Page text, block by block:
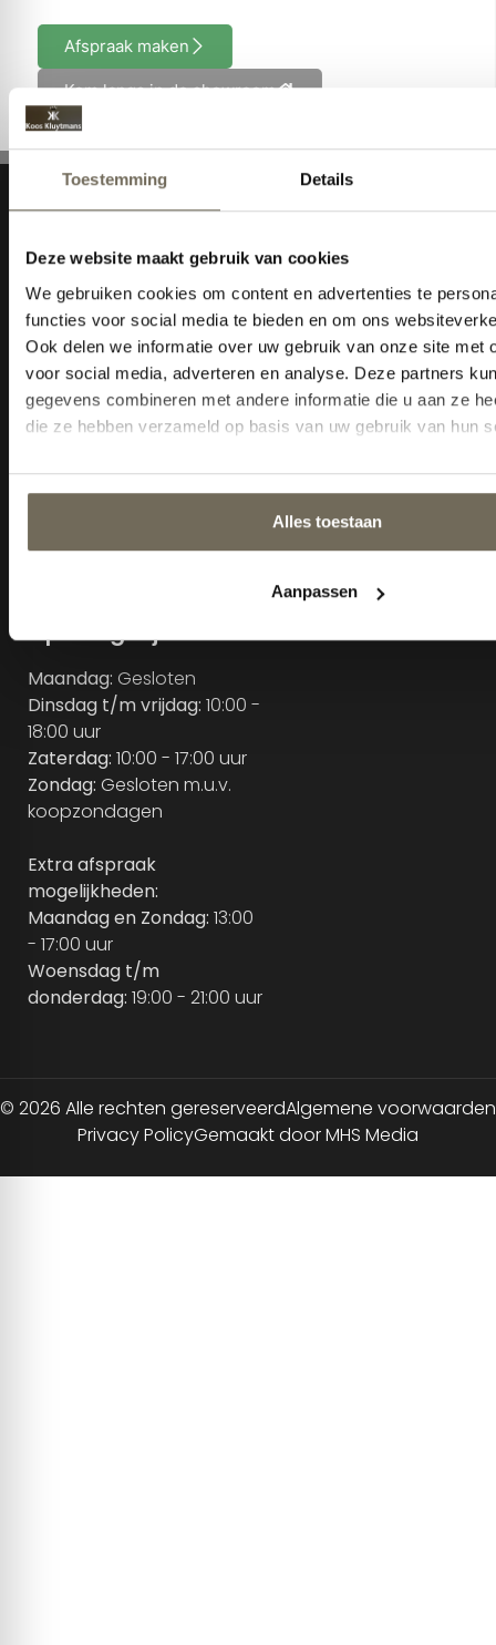
Afspraak maken
Kom langs in de showroom
Home
Advies
Merken
Acties
Outlet
Sitemap
KVK: 18035105
BTW nr: NL800343232B01
Tel: 013-5284815
E-mail:
Info@kooskluytmans.nl
Openingstijden
Maandag: Gesloten
Dinsdag t/m vrijdag: 10:00 -
18:00 uur
Zaterdag: 10:00 - 17:00 uur
Zondag: Gesloten m.u.v.
koopzondagen
Extra afspraak
mogelijkheden:
Maandag en Zondag: 13:00
- 17:00 uur
Woensdag t/m
donderdag: 19:00 - 21:00 uur
© 2026 Alle rechten gereserveerdAlgemene voorwaarden
Privacy PolicyGemaakt door MHS Media